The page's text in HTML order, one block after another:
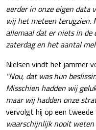
eerder in onze eigen data
wij het meteen terugzien.
allemaal dat er niets in de
zaterdag en het aantal
Nielsen vindt het jammer
"Nou, dat was hun
Misschien hadden wij
maar wij hadden onze
vervolgt hij op een tweede
waarschijnlijk nooit